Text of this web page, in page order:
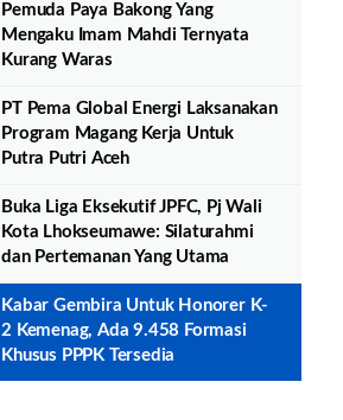
Pemuda Paya Bakong Yang
Mengaku Imam Mahdi Ternyata
Kurang Waras
PT Pema Global Energi Laksanakan
Program Magang Kerja Untuk
Putra Putri Aceh
Buka Liga Eksekutif JPFC, Pj Wali
Kota Lhokseumawe: Silaturahmi
dan Pertemanan Yang Utama
Kabar Gembira Untuk Honorer K-
2 Kemenag, Ada 9.458 Formasi
Khusus PPPK Tersedia